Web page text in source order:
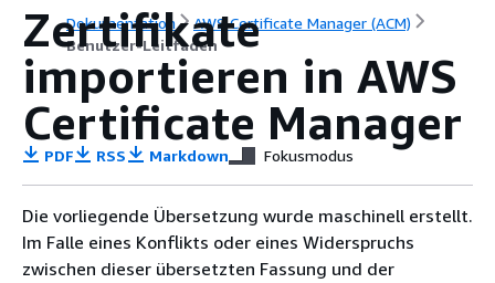
Dokumentation
AWS Certificate Manager (ACM)
Benutzer-Leitfaden
Zertifikate
importieren in AWS
Certificate Manager
PDF RSS Markdown Fokusmodus
Die vorliegende Übersetzung wurde maschinell erstellt.
Im Falle eines Konflikts oder eines Widerspruchs
zwischen dieser übersetzten Fassung und der